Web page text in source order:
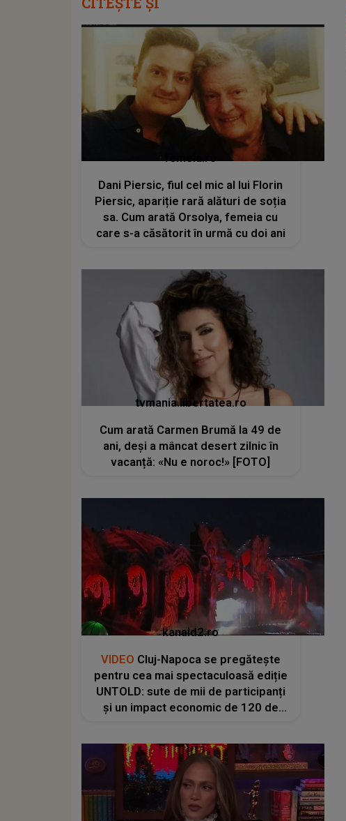
femeia.ro
Dani Piersic, fiul cel mic al lui Florin
Piersic, apariție rară alături de soția
sa. Cum arată Orsolya, femeia cu
care s-a căsătorit în urmă cu doi ani
tvmania.libertatea.ro
Cum arată Carmen Brumă la 49 de
ani, deși a mâncat desert zilnic în
vacanță: «Nu e noroc!» [FOTO]
kanald2.ro
VIDEO Cluj-Napoca se pregătește
pentru cea mai spectaculoasă ediție
UNTOLD: sute de mii de participanți
și un impact economic de 120 de